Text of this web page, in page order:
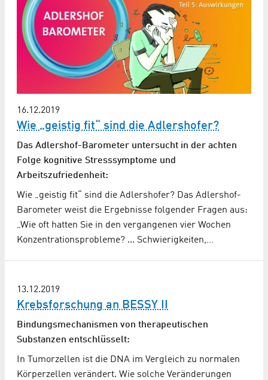
16.12.2019
Wie „geistig fit“ sind die Adlershofer?
Das Adlershof-Barometer untersucht in der achten
Folge kognitive Stresssymptome und
Arbeitszufriedenheit:
Wie „geistig fit“ sind die Adlershofer? Das Adlershof-
Barometer weist die Ergebnisse folgender Fragen aus:
„Wie oft hatten Sie in den vergangenen vier Wochen
Konzentrationsprobleme? ... Schwierigkeiten,…
13.12.2019
Krebsforschung an BESSY II
Bindungsmechanismen von therapeutischen
Substanzen entschlüsselt:
In Tumorzellen ist die DNA im Vergleich zu normalen
Körperzellen verändert. Wie solche Veränderungen